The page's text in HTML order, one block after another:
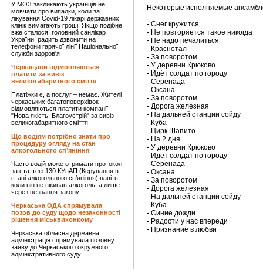
У МОЗ закликають українців не
мовчати про випадки, коли за
лікування Covid-19 лікарі державних
клінік вимагають гроші. Якщо подібне
вже сталося, головний санлікар
України радить дзвонити на
телефони гарячої лінії Національної
служби здоров'я
Черкащани відмовляються
платити за вивіз
великогабаритного сміття
Платіжки є, а послуг – немає. Жителі
черкаських багатоповерхівок
відмовляються платити компанії
"Нова якість. Благоустрій" за вивіз
великогабаритного сміття
Що водіям потрібно знати про
процедуру огляду на стан
алкогольного сп’яніння
Часто водій може отримати протокол
за статтею 130 КУпАП (Керування в
стані алкогольного сп’яніння) навіть
коли він не вживав алкоголь, а лише
через незнання закону
Черкаська ОДА спрямувала
позов до суду щодо незаконності
рішення міськвиконкому
Черкаська обласна державна
адміністрація спрямувала позовну
заяву до Черкаського окружного
адміністративного суду
Некоторые исполняемые
- Снег кружится
- Не повторяется такое никогда
- Не надо печалиться
- Краснотал
- За поворотом
- У деревни Крюково
- Идёт солдат по городу
- Серенада
- Оксана
- За поворотом
- Дорога железная
- На дальней станции сойду
- Куба
- Цирк Шапито
- На 2 дня
- У деревни Крюково
- Идёт солдат по городу
- Серенада
- Оксана
- За поворотом
- Дорога железная
- На дальней станции сойду
- Куба
- Синие дожди
- Радости у нас впереди
- Признание в любви